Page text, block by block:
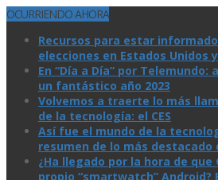
OCURRIENDO AHORA
Recursos para estar
elecciones en Estados Unidos
En “Día a Día” por
un fantástico año 2023
Volvemos a traerte lo más
de la tecnologí­a: el CES
Así­ fue el mundo de la
resumen de lo más destacado
¿Ha llegado por la hora de que
propio “smartwatch” Android?